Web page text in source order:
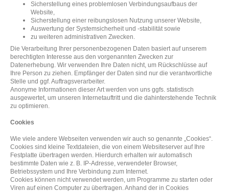
Sicherstellung eines problemlosen Verbindungsaufbaus der
Website,
Sicherstellung einer reibungslosen Nutzung unserer Website,
Auswertung der Systemsicherheit und -stabilität sowie
zu weiteren administrativen Zwecken.
Die Verarbeitung Ihrer personenbezogenen Daten basiert auf unserem
berechtigten Interesse aus den vorgenannten Zwecken zur
Datenerhebung. Wir verwenden Ihre Daten nicht, um Rückschlüsse auf
Ihre Person zu ziehen. Empfänger der Daten sind nur die verantwortliche
Stelle und ggf. Auftragsverarbeiter.
Anonyme Informationen dieser Art werden von uns ggfs. statistisch
ausgewertet, um unseren Internetauftritt und die dahinterstehende Technik
zu optimieren.
Cookies
Wie viele andere Webseiten verwenden wir auch so genannte „Cookies“.
Cookies sind kleine Textdateien, die von einem Websiteserver auf Ihre
Festplatte übertragen werden. Hierdurch erhalten wir automatisch
bestimmte Daten wie z. B. IP-Adresse, verwendeter Browser,
Betriebssystem und Ihre Verbindung zum Internet.
Cookies können nicht verwendet werden, um Programme zu starten oder
Viren auf einen Computer zu übertragen. Anhand der in Cookies